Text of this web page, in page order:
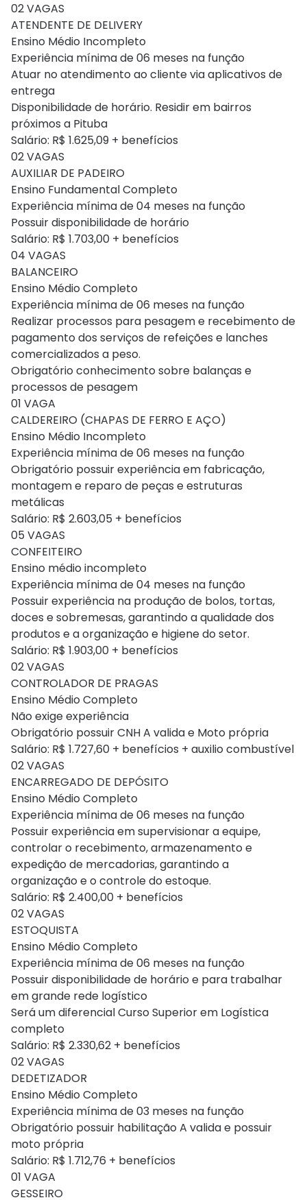
02 VAGAS
ATENDENTE DE DELIVERY
Ensino Médio Incompleto
Experiência mínima de 06 meses na função
Atuar no atendimento ao cliente via aplicativos de
entrega
Disponibilidade de horário. Residir em bairros
próximos a Pituba
Salário: R$ 1.625,09 + benefícios
02 VAGAS
AUXILIAR DE PADEIRO
Ensino Fundamental Completo
Experiência mínima de 04 meses na função
Possuir disponibilidade de horário
Salário: R$ 1.703,00 + benefícios
04 VAGAS
BALANCEIRO
Ensino Médio Completo
Experiência mínima de 06 meses na função
Realizar processos para pesagem e recebimento de
pagamento dos serviços de refeições e lanches
comercializados a peso.
Obrigatório conhecimento sobre balanças e
processos de pesagem
01 VAGA
CALDEREIRO (CHAPAS DE FERRO E AÇO)
Ensino Médio Incompleto
Experiência mínima de 06 meses na função
Obrigatório possuir experiência em fabricação,
montagem e reparo de peças e estruturas
metálicas
Salário: R$ 2.603,05 + benefícios
05 VAGAS
CONFEITEIRO
Ensino médio incompleto
Experiência mínima de 04 meses na função
Possuir experiência na produção de bolos, tortas,
doces e sobremesas, garantindo a qualidade dos
produtos e a organização e higiene do setor.
Salário: R$ 1.903,00 + benefícios
02 VAGAS
CONTROLADOR DE PRAGAS
Ensino Médio Completo
Não exige experiência
Obrigatório possuir CNH A valida e Moto própria
Salário: R$ 1.727,60 + benefícios + auxilio combustível
02 VAGAS
ENCARREGADO DE DEPÓSITO
Ensino Médio Completo
Experiência mínima de 06 meses na função
Possuir experiência em supervisionar a equipe,
controlar o recebimento, armazenamento e
expedição de mercadorias, garantindo a
organização e o controle do estoque.
Salário: R$ 2.400,00 + benefícios
02 VAGAS
ESTOQUISTA
Ensino Médio Completo
Experiência mínima de 06 meses na função
Possuir disponibilidade de horário e para trabalhar
em grande rede logístico
Será um diferencial Curso Superior em Logística
completo
Salário: R$ 2.330,62 + benefícios
02 VAGAS
DEDETIZADOR
Ensino Médio Completo
Experiência mínima de 03 meses na função
Obrigatório possuir habilitação A valida e possuir
moto própria
Salário: R$ 1.712,76 + benefícios
01 VAGA
GESSEIRO